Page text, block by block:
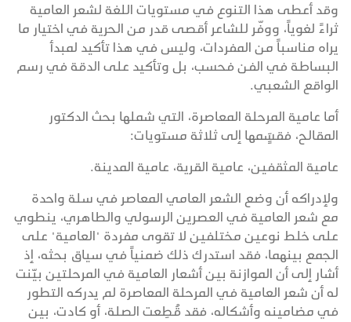
وقد أعطى هذا التنوع في مستويات اللغة لشعر العامية
ثراءً لغوياً، ووفّر للشاعر أقصى قدر من الحرية في اختيار ما
يراه مناسباً من المفردات، وليس في هذا تأكيد لمبدأ
البساطة في الفن فحسب، بل وتأكيد على الدقة في رسم
الواقع الشعبي.
أما عامية المرحلة المعاصرة، التي شملها بحث الدكتور
المقالح، فقسٍَمها إلى ثلاثة مستويات:
عامية المثقفين، عامية القرية، عامية المدينة.
ولإدراكه أن وضع الشعر العامي المعاصر في سلة واحدة
مع شعر العامية في العصرين الرسولي والطاهري، ينطوي
على خلط نوعين مختلفين لا تقوى مفردة "العامية" على
الجمع بينهما، فقد استدرك ذلك ضمنياً في سياق بحثه، إذ
أشار إلى أن الموازنة بين أشعار العامية في المرحلتين بيّنت
له أن شعر العامية في المرحلة المعاصرة لم يدركه التطور
في مضامينه وأشكاله، فقد قُطِعت الصلة، أو كادت، بين